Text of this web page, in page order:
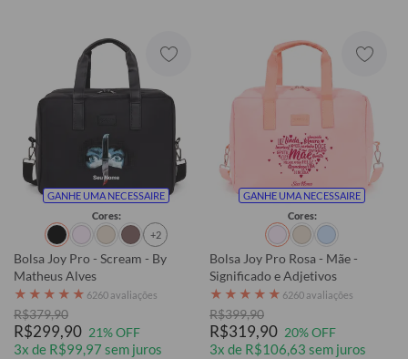
GANHE UMA NECESSAIRE
Cores:
+2
Bolsa Joy Pro - Scream - By
Matheus Alves
★ ★ ★ ★ ★ 6260 avaliações
R$379,90
R$299,90 21% OFF
3x de R$99,97 sem juros
GANHE UMA NECESSAIRE
Cores:
Bolsa Joy Pro Rosa - Mãe -
Significado e Adjetivos
★ ★ ★ ★ ★ 6260 avaliações
R$399,90
R$319,90 20% OFF
3x de R$106,63 sem juros